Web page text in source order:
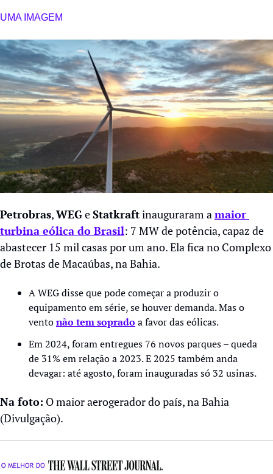
UMA IMAGEM
Petrobras, WEG e Statkraft inauguraram a maior
turbina eólica do Brasil: 7 MW de potência, capaz de
abastecer 15 mil casas por um ano. Ela fica no Complexo
de Brotas de Macaúbas, na Bahia.
A WEG disse que pode começar a produzir o
equipamento em série, se houver demanda. Mas o
vento não tem soprado a favor das eólicas.
Em 2024, foram entregues 76 novos parques – queda
de 31% em relação a 2023. E 2025 também anda
devagar: até agosto, foram inauguradas só 32 usinas.
Na foto: O maior aerogerador do país, na Bahia
(Divulgação).